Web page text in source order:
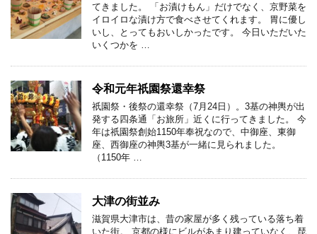
てきました。 「お漬けもん」だけでなく、京野菜を
イロイロな漬け方で食べさせてくれます。 胃に優し
いし、とってもおいしかったです。 今日いただいた
いくつかを …
令和元年祇園祭還幸祭
祇園祭・後祭の還幸祭（7月24日）。3基の神輿が出
発する四条通「お旅所」近くに行ってきました。 今
年は祇園祭創始1150年奉祝なので、中御座、東御
座、西御座の神輿3基が一緒に見られました。
（1150年 …
大津の街並み
滋賀県大津市は、昔の家屋が多く残っている落ち着
いた街。 京都の様にビルがあまり建っていなく、琵